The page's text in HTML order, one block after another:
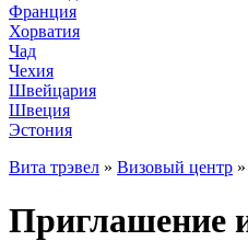
Франция
Хорватия
Чад
Чехия
Швейцария
Швеция
Эстония
Вита трэвел » Визовый центр
Приглашение